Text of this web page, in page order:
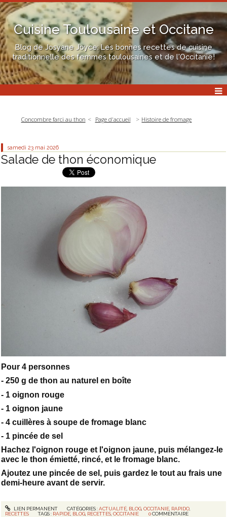
Cuisine Toulousaine et Occitane
Blog de Josyane Joyce: Les bonnes recettes de cuisine
traditionnelle des femmes toulousaines et de l'Occitanie!
Concombre farci au thon Page d'accueil Histoire de fromage
samedi 23 mai 2026
Salade de thon économique
Pour 4 personnes
- 250 g de thon au naturel en boîte
- 1 oignon rouge
- 1 oignon jaune
- 4 cuillères à soupe de fromage blanc
- 1 pincée de sel
Hachez l'oignon rouge et l'oignon jaune, puis mélangez-le
avec le thon émietté, rincé, et le fromage blanc.
Ajoutez une pincée de sel, puis gardez le tout au frais une
demi-heure avant de servir.
LIEN PERMANENT CATÉGORIES :ACTUALITÉ, BLOG, OCCITANIE, RAPIDO,
RECETTES
TAGS : RAPIDE BLOG RECETTES ,OCCITANIE 0 COMMENTAIRE